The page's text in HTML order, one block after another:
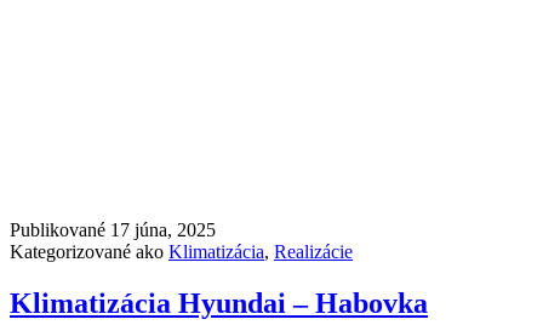
Publikované 17 júna, 2025
Kategorizované ako Klimatizácia, Realizácie
Klimatizácia Hyundai – Habovka